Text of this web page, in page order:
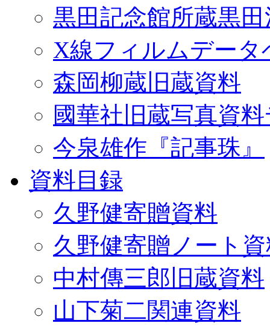
黒田記念館所蔵黒
X線フィルムデータ
森岡柳蔵旧蔵資料
國華社旧蔵写真資
今泉雄作『記事珠』
資料目録
久野健寄贈資料
久野健寄贈ノート
中村傳三郎旧蔵資料
山下菊二関連資料